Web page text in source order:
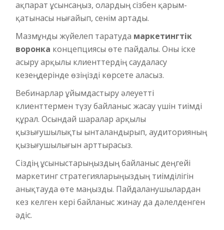
ақпарат ұсынсаңыз, олардың сізбен қарым-
қатынасы нығайып, сенім артады.
Мазмұнды жүйелеп таратуда маркетингтік
воронка концепциясы өте пайдалы. Оны іске
асыру арқылы клиенттердің саудаласу
кезеңдерінде өзіңізді көрсете аласыз.
Вебинарлар ұйымдастыру әлеуетті
клиенттермен түзу байланыс жасау үшін тиімді
құрал. Осындай шаралар арқылы
қызығушылықты ынталандырып, аудиторияның
қызығушылығын арттырасыз.
Сіздің ұсыныстарыңыздың байланыс деңгейі
маркетинг стратегияларыңыздың тиімділігін
анықтауда өте маңызды. Пайдаланушылардан
кез келген кері байланыс жинау да дәлелденген
әдіс.